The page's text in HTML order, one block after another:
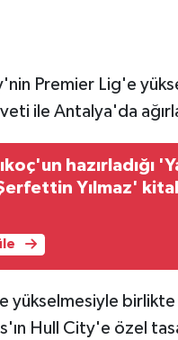
Premier Lig'e
ile Antalya'da
hazırladığı
Yılmaz'
yükselmesiyle
Hull City'e özel